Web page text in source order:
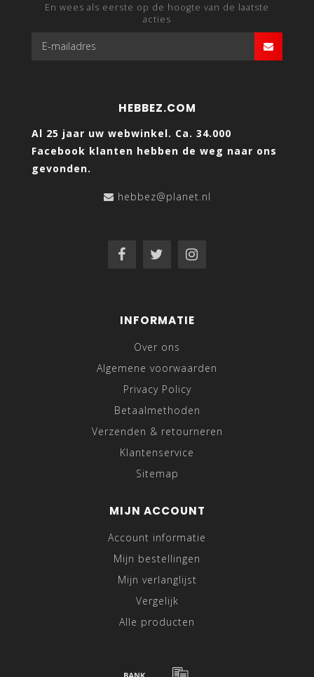
En wees als eerste op de hoogte van de laatste
acties
HEBBEZ.COM
Al 25 jaar uw webwinkel. Ca. 34.000
Facebook klanten hebben de weg naar ons
gevonden.
hebbez@planet.nl
INFORMATIE
Over ons
Algemene voorwaarden
Privacy Policy
Betaalmethoden
Verzenden & retourneren
Klantenservice
Sitemap
MIJN ACCOUNT
Account informatie
Mijn bestellingen
Mijn verlanglijst
Vergelijk
Alle producten